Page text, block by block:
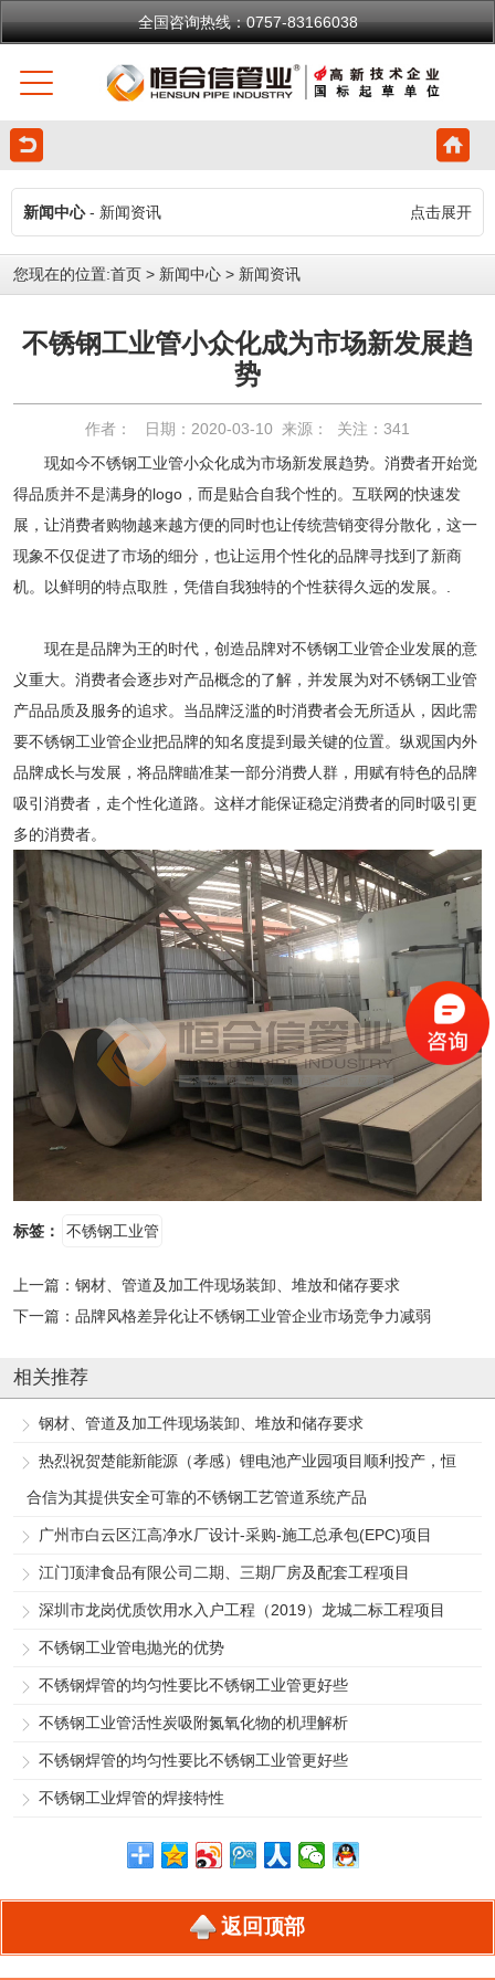
全国咨询热线：0757-83166038
新闻中心- 新闻资讯 点击展开
您现在的位置:首页 > 新闻中心 > 新闻资讯
不锈钢工业管小众化成为市场新发展趋
势
作者： 日期：2020-03-10 来源： 关注： 341
现如今不锈钢工业管小众化成为市场新发展趋势。消费者开始觉
得品质并不是满身的logo，而是贴合自我个性的。互联网的快速发
展，让消费者购物越来越方便的同时也让传统营销变得分散化，这一
现象不仅促进了市场的细分，也让运用个性化的品牌寻找到了新商
机。以鲜明的特点取胜，凭借自我独特的个性获得久远的发展。.
现在是品牌为王的时代，创造品牌对不锈钢工业管企业发展的意
义重大。消费者会逐步对产品概念的了解，并发展为对不锈钢工业管
产品品质及服务的追求。当品牌泛滥的时消费者会无所适从，因此需
要不锈钢工业管企业把品牌的知名度提到最关键的位置。纵观国内外
品牌成长与发展，将品牌瞄准某一部分消费人群，用赋有特色的品牌
吸引消费者，走个性化道路。这样才能保证稳定消费者的同时吸引更
多的消费者。
标签： 不锈钢工业管
上一篇： 钢材、管道及加工件现场装卸、堆放和储存要求
下一篇： 品牌风格差异化让不锈钢工业管企业市场竞争力减弱
相关推荐
钢材、管道及加工件现场装卸、堆放和储存要求
热烈祝贺楚能新能源（孝感）锂电池产业园项目顺利投产，恒
合信为其提供安全可靠的不锈钢工艺管道系统产品
广州市白云区江高净水厂设计-采购-施工总承包(EPC)项目
江门顶津食品有限公司二期、三期厂房及配套工程项目
深圳市龙岗优质饮用水入户工程（2019）龙城二标工程项目
不锈钢工业管电抛光的优势
不锈钢焊管的均匀性要比不锈钢工业管更好些
不锈钢工业管活性炭吸附氮氧化物的机理解析
不锈钢焊管的均匀性要比不锈钢工业管更好些
不锈钢工业焊管的焊接特性
返回顶部